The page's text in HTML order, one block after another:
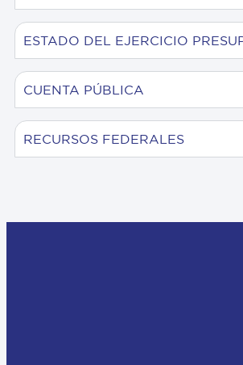
ESTADO DEL EJERCICIO
CUENTA PÚBLICA
RECURSOS FEDERALES